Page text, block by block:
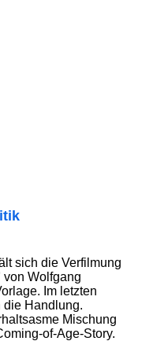
sich die Verfilmung
von Wolfgang
Im letzten
die Handlung.
Mischung
of-Age-Story.